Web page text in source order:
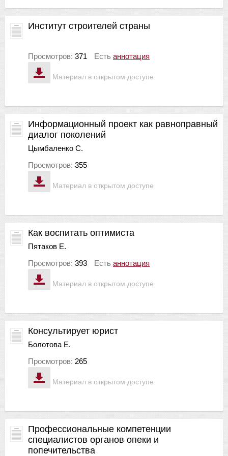
Материал в открытом доступе
Институт строителей страны
Просмотров: 371 Есть аннотация
Материал в открытом доступе
Информационный проект как равноправный
диалог поколений
Цымбаленко С.
Просмотров: 355
Материал в открытом доступе
Как воспитать оптимиста
Пятаков Е.
Просмотров: 393 Есть аннотация
Материал в открытом доступе
Консультирует юрист
Болотова Е.
Просмотров: 265
Профессиональные компетенции
специалистов органов опеки и
попечительства